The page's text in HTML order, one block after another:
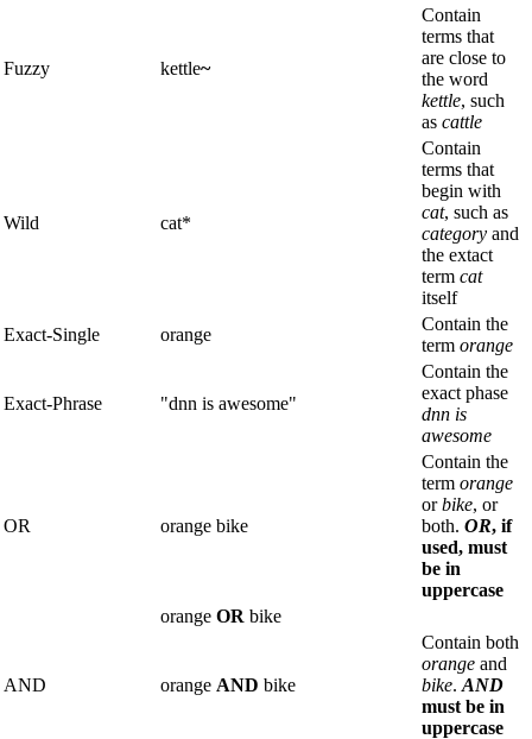
Fuzzy kettle~
Contain
terms that
are close to
the word
kettle, such
as cattle
Wild cat*
Contain
terms that
begin with
cat, such as
category and
the extact
term cat
itself
Exact-Single
orange
Contain the
term orange
Exact-Phrase "dnn is awesome"
Contain the
exact phase
dnn is
awesome
OR orange bike
Contain the
term orange
orbike, or
both. OR, if
used, must
be in
uppercase
orange OR bike
AND orange AND bike
Contain both
orange and
bike. AND
must be in
uppercase